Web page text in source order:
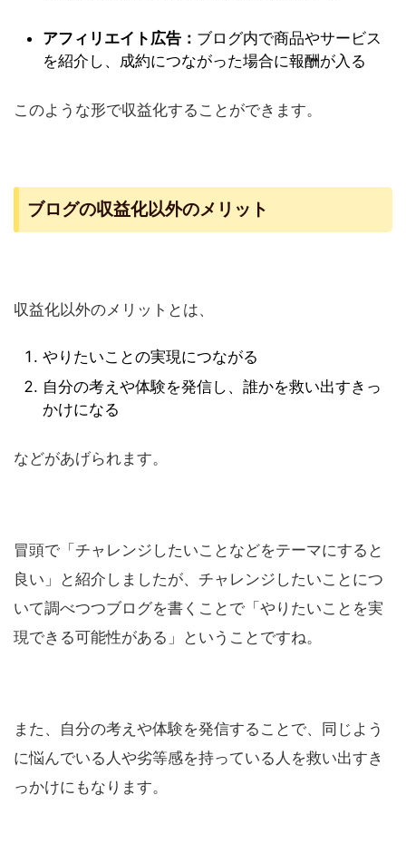
アフィリエイト広告： ブログ内で商品やサービス
を紹介し、成約につながった場合に報酬が入る
このような形で収益化することができます。
ブログの収益化以外のメリット
収益化以外のメリットとは、
やりたいことの実現につながる
自分の考えや体験を発信し、誰かを救い出すきっ
かけになる
などがあげられます。
冒頭で「チャレンジしたいことなどをテーマにすると
良い」と紹介しましたが、チャレンジしたいことにつ
いて調べつつブログを書くことで「やりたいことを実
現できる可能性がある」ということですね。
また、自分の考えや体験を発信することで、同じよう
に悩んでいる人や劣等感を持っている人を救い出すき
っかけにもなります。